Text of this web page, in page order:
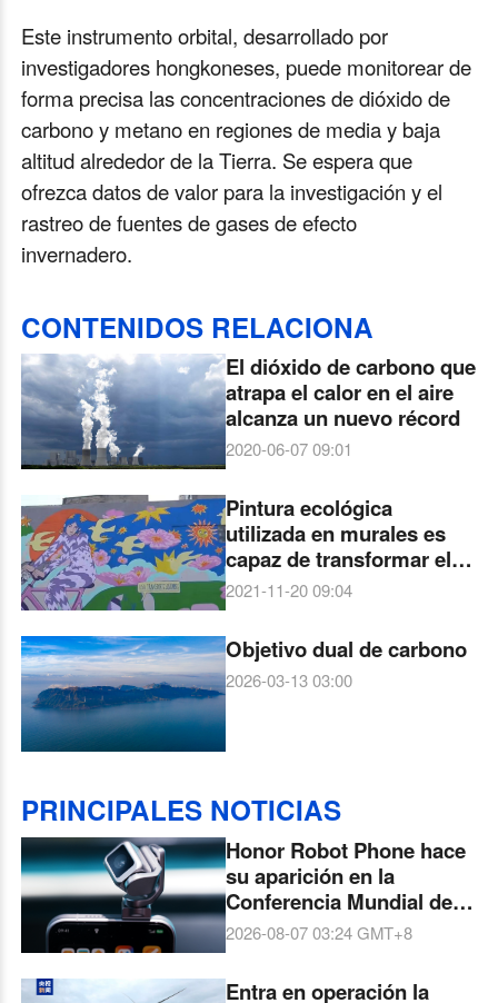
Este instrumento orbital, desarrollado por
investigadores hongkoneses, puede monitorear de
forma precisa las concentraciones de dióxido de
carbono y metano en regiones de media y baja
altitud alrededor de la Tierra. Se espera que
ofrezca datos de valor para la investigación y el
rastreo de fuentes de gases de efecto
invernadero.
CONTENIDOS RELACIONA
El dióxido de carbono que
atrapa el calor en el aire
alcanza un nuevo récord
2020-06-07 09:01
Pintura ecológica
utilizada en murales es
capaz de transformar el
dióxido de carbono en
2021-11-20 09:04
Objetivo dual de carbono
2026-03-13 03:00
PRINCIPALES NOTICIAS
Honor Robot Phone hace
su aparición en la
Conferencia Mundial de
Inteligencia Artificial de
2026-08-07 03:24GMT+8
Entra en operación la